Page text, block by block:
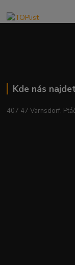
Kde nás
407 47 Varnsdorf,